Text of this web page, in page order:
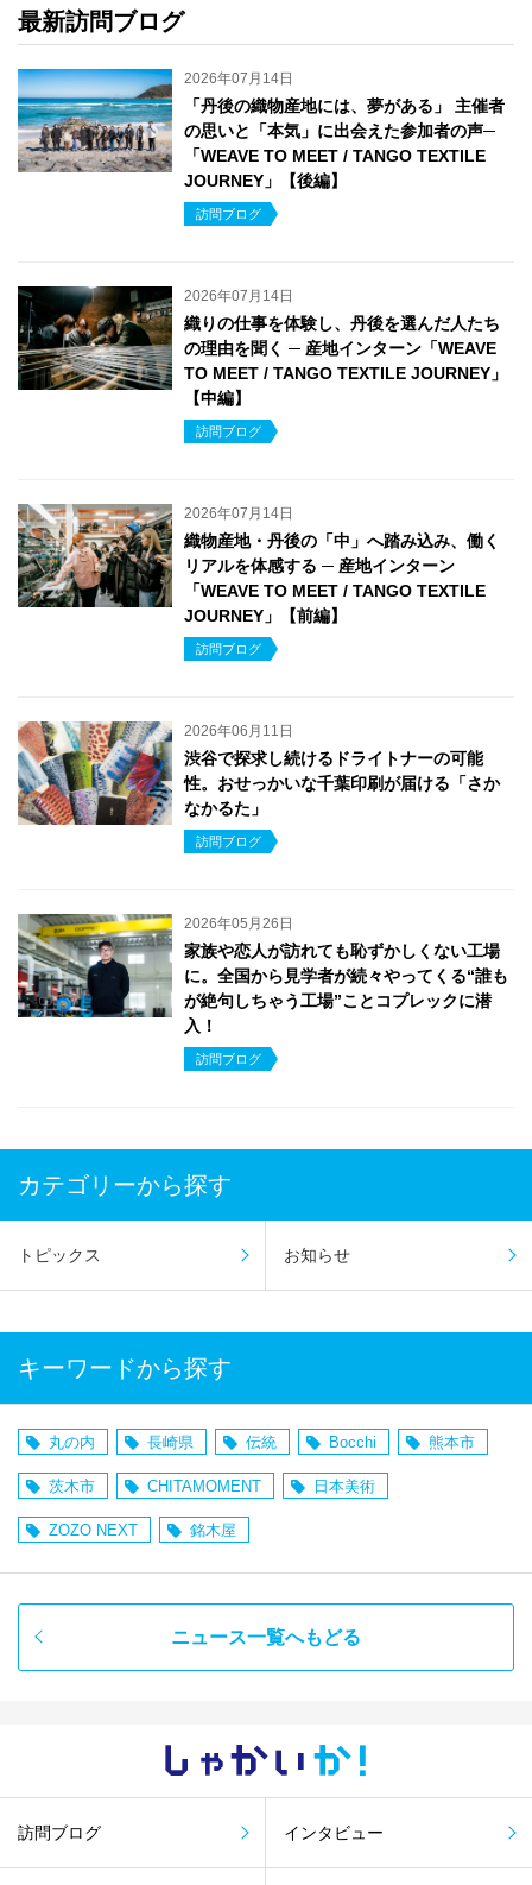
最新訪問ブログ
2026年07月14日
「丹後の織物産地には、夢がある」 主催者
の思いと「本気」に出会えた参加者の声─
「WEAVE TO MEET / TANGO TEXTILE
JOURNEY」【後編】
訪問ブログ
2026年07月14日
織りの仕事を体験し、丹後を選んだ人たち
の理由を聞く ─ 産地インターン「WEAVE
TO MEET / TANGO TEXTILE JOURNEY」
【中編】
訪問ブログ
2026年07月14日
織物産地・丹後の「中」へ踏み込み、働く
リアルを体感する ─ 産地インターン
「WEAVE TO MEET / TANGO TEXTILE
JOURNEY」【前編】
訪問ブログ
2026年06月11日
渋谷で探求し続けるドライトナーの可能
性。おせっかいな千葉印刷が届ける「さか
なかるた」
訪問ブログ
2026年05月26日
家族や恋人が訪れても恥ずかしくない工場
に。全国から見学者が続々やってくる“誰も
が絶句しちゃう工場”ことコプレックに潜
入！
訪問ブログ
カテゴリーから探す
トピックス お知らせ
キーワードから探す
丸の内 長崎県 伝統 Bocchi 熊本市
茨木市 CHITAMOMENT 日本美術
ZOZO NEXT 銘木屋
ニュース一覧へもどる
しゃかい か！
訪問ブログ インタビュー